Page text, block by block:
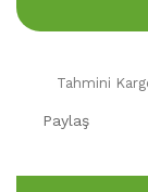
Tahmini
Paylaş